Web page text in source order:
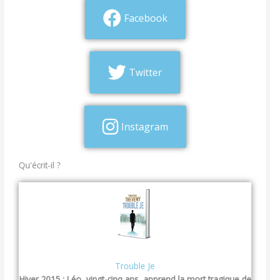
Facebook
Twitter
Instagram
Qu'écrit-il ?
Trouble Je